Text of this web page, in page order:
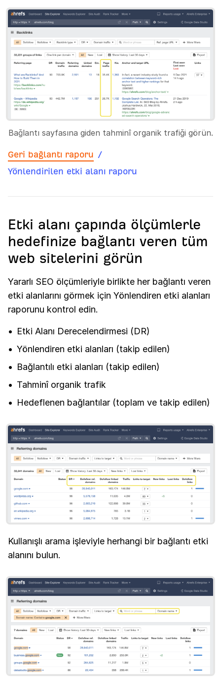
Bağlantı sayfasına giden tahminî organik trafiği görün.
Geri bağlantı raporu /
Yönlendirilen etki alanı raporu
Etki alanı çapında ölçümlerle
hedefinize bağlantı veren tüm
web sitelerini görün
Yararlı SEO ölçümleriyle birlikte her bağlantı veren
etki alanlarını görmek için Yönlendiren etki alanları
raporunu kontrol edin.
Etki Alanı Derecelendirmesi (DR)
Yönlendiren etki alanları (takip edilen)
Bağlantılı etki alanları (takip edilen)
Tahminî organik trafik
Hedeflenen bağlantılar (toplam ve takip edilen)
Kullanışlı arama işleviyle herhangi bir bağlantı etki
alanını bulun.